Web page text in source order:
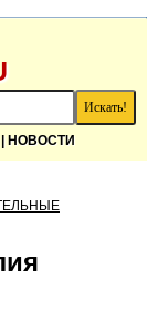
| НОВОСТИ